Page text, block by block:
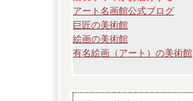
アート名画館公式ブログ
巨匠の美術館
絵画の美術館
有名絵画（アート）の美術館